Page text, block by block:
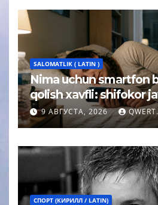
SALOMATLIK ( LATIN )
Nima uchun smartfon
qolish xavfli: shifokor
9 АВГУСТА, 2026
СПОРТ (КИРИЛЛ / LATIN)